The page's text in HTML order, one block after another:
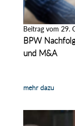
Beitrag vom 29.
BPW
und M&A
mehr dazu